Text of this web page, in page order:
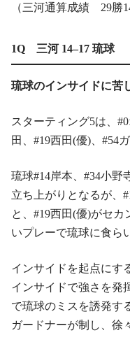
（三河通算成績 29勝
1Q 三河 14–17 琉球
琉球のインサイドに苦
スターティング5は、
田、#19西田(優)、#54
琉球#14岸本、#34小野
立ち上がりとなるが、
と、#19西田(優)がセ
いプレーで琉球に食ら
インサイドを起点にす
インサイドで強さを発
で琉球のミスを誘発す
ガードナーが制し、徐